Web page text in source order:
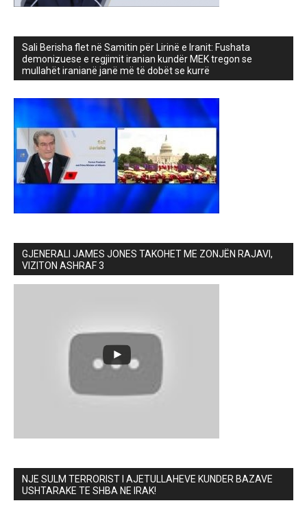
Sali Berisha flet në Samitin për Lirinë e Iranit: Fushata
demonizuese e regjimit iranian kundër MEK tregon se
mullahët iranianë janë më të dobët se kurrë
GJENERALI JAMES JONES TAKOHET ME ZONJËN RAJAVI,
VIZITON ASHRAF 3
NJE SULM TERRORIST I AJETULLAHEVE KUNDER BAZAVE
USHTARAKE TE SHBA NE IRAK!